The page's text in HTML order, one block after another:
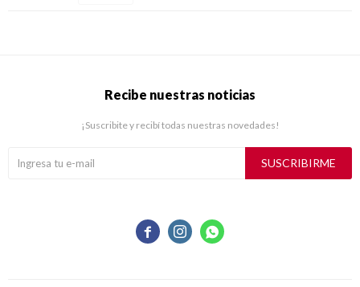
  
Recibe nuestras noticias
¡Suscribite y recibí todas nuestras novedades!
SUSCRIBIRME